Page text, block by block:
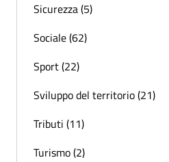
Sicurezza (5)
Sociale (62)
Sport (22)
Sviluppo del territorio (21)
Tributi (11)
Turismo (2)